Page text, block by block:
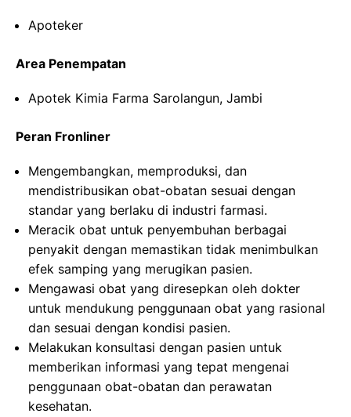
Apoteker
Area Penempatan
Apotek Kimia Farma Sarolangun, Jambi
Peran Fronliner
Mengembangkan, memproduksi, dan
mendistribusikan obat-obatan sesuai dengan
standar yang berlaku di industri farmasi.
Meracik obat untuk penyembuhan berbagai
penyakit dengan memastikan tidak menimbulkan
efek samping yang merugikan pasien.
Mengawasi obat yang diresepkan oleh dokter
untuk mendukung penggunaan obat yang rasional
dan sesuai dengan kondisi pasien.
Melakukan konsultasi dengan pasien untuk
memberikan informasi yang tepat mengenai
penggunaan obat-obatan dan perawatan
kesehatan.